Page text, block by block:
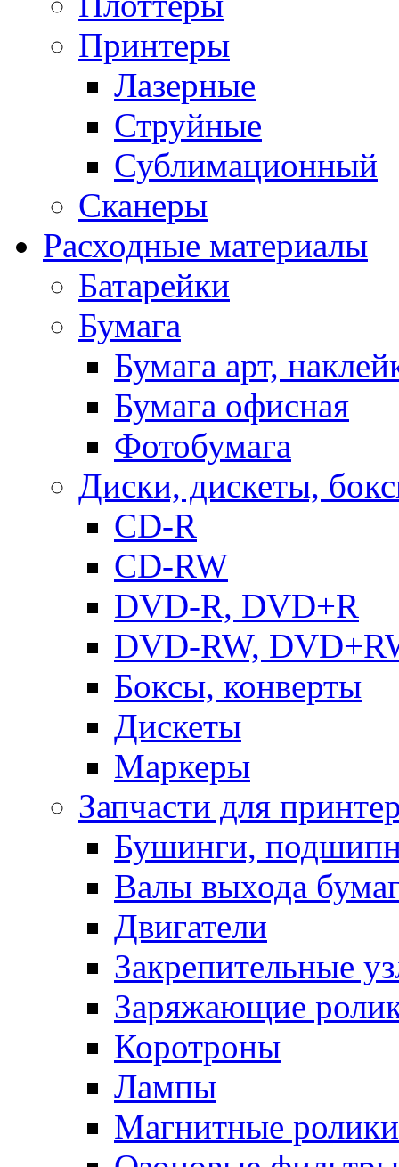
Принтеры
Лазерные
Струйные
Сублимационный
Сканеры
Расходные материалы
Батарейки
Бумага
Бумага арт,
Бумага офисная
Фотобумага
Диски, дискеты,
CD-R
CD-RW
DVD-R, DVD+R
DVD-RW,
Боксы, конверты
Дискеты
Маркеры
Запчасти для
Бушинги,
Валы выхода
Двигатели
Закрепительные
Заряжающие
Коротроны
Лампы
Магнитные ролики